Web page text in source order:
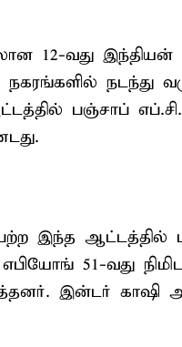
12-வது இந்தியன்
நடந்து
பஞ்சாப்
இந்த
எபியோங் 51-வது
இன்டர் காஷி